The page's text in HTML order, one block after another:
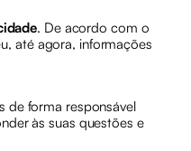
. De acordo com o
até agora, informações
de forma responsável
às suas questões e